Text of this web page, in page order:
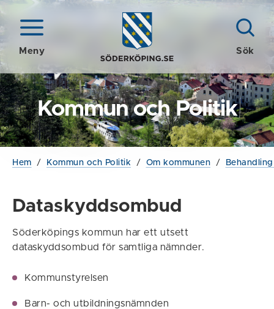
Meny Sök
Kommun och Politik
Hem / Kommun och Politik / Om kommunen /
Dataskyddsombud
Söderköpings kommun har ett utsett
dataskyddsombud för samtliga nämnder.
Kommunstyrelsen
Barn- och utbildningsnämnden